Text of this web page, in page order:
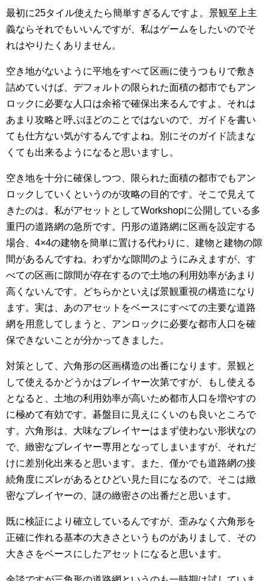
最初に25タイル使えたら簡単すぎるんですよ。景観至上主
義ならそれでもいいんですが、私はゲームをしたいのでそ
れはやりたくありません。
空き地がないように平地をすべて区画に使うつもりで敷き
詰めていけば、デフォルトの限られた面積の都市でもアン
ロックに必要な人口は余裕で確保出来るんですよ。それは
あまり攻略と呼ぶほどのことではないので、ガイドを書い
ても仕方ない気がするんですよね。別にそのガイド読まな
くても出来るようになると思いますし。
空き地を十分に確保しつつ、限られた面積の都市でもアン
ロックしていくというのが攻略の目的です。そこで見えて
きたのは、私がアセットとしてWorkshopに公開している多
重円の道路網の急所です。円形の道路網に区画を設定する
場合、4×4の建物を簡単に置ける代わりに、建物と建物の隙
間があるんですね。わずかな隙間のようにみえますが、す
べての区画に隙間が存在するので土地の利用効率があまり
高くないんです。どちらかといえば景観重視の構造になり
ます。実は、あのアセットをベースにすべての主要な道路
網を用意してしまうと、アンロックに必要な都市人口を確
保できないことが分かってきました。
対策として、六角形の区画構造の出番になります。景観と
して使えるかどうかはプレイヤー次第ですが、もし使える
となると、土地の利用効率が高いため都市人口を増やすの
に極めて有効です。碁盤目に見えにくいのも良いところで
す。六角形は、大味なプレイヤーはまず使わない形状なの
で、緻密なプレイヤー専用となってしまいますが、それだ
けに差別化出来ると思います。また、僅かでも道路網の接
続角度にズレがあるとひどい見た目になるので、そこは緻
密なプレイヤーの、謎の緻密さの出番だと思います。
既に検証により確立しているんですが、歪みなく六角形を
正確に作れる基本の大きさというものがありまして、その
大きさをベースにしたアセットになると思います。